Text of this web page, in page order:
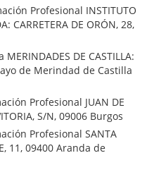
Profesional INSTITUTO
CARRETERA DE ORÓN, 28,
DE CASTILLA:
de Merindad de Castilla
Profesional JUAN DE
S/N, 09006 Burgos
Profesional SANTA
11, 09400 Aranda de